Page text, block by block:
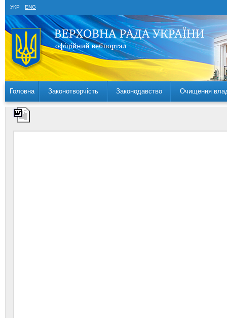
УКР ENG
Головна Законотворчість Законодавство Очищення